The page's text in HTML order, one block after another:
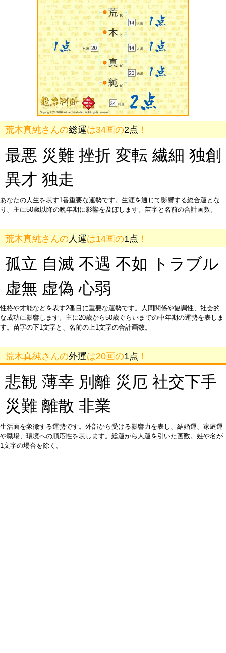
荒木真純さんの総運は34画の2点 ！
最悪 災難 挫折 変転 繊細 独創
異才 独走
あなたの人生を表す1番重要な運勢です。生涯を通じて影響する総合運とな
り、主に50歳以降の晩年期に影響を及ぼします。苗字と名前の合計画数。
荒木真純さんの 人運は14画の1点 ！
孤立 自滅 不遇 不如 トラブル
虚無 虚偽 心弱
性格や才能などを表す2番目に重要な運勢です。人間関係や協調性、社会的
な成功に影響します。主に20歳から50歳ぐらいまでの中年期の運勢を表しま
す。苗字の下1文字と、名前の上1文字の合計画数。
荒木真純さんの外運は20画の1点 ！
悲観 薄幸 別離 災厄 社交下手
災難 離散 非業
生活面を象徴する運勢です。外部から受ける影響力を表し、結婚運、家庭運
や職場、環境への順応性を表します。総運から人運を引いた画数。姓や名が
1文字の場合を除く。